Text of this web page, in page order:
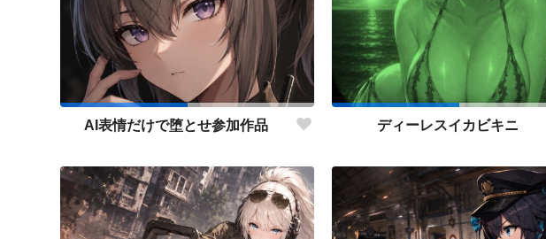
AI表情だけで堕とせ参加作品 ディーレスイカビキニ